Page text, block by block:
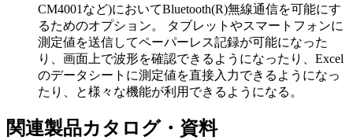
CM4001など)においてBluetooth(R)無線通信を可能にす
るためのオプション。 タブレットやスマートフォンに
測定値を送信してペーパーレス記録が可能になった
り、画面上で波形を確認できるようになったり、Excel
のデータシートに測定値を直接入力できるようになっ
たり、と様々な機能が利用できるようになる。
関連製品カタログ・資料